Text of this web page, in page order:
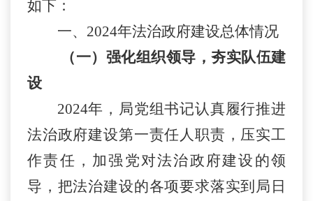
如下：
一、 2024年法治政府建设总体情况
（一）强化组织领导，夯实队伍建
设
2024年，局党组书记认真履行推进
法治政府建设第一责任人职责，压实工
作责任，加强党对法治政府建设的领
导，把法治建设的各项要求落实到局日